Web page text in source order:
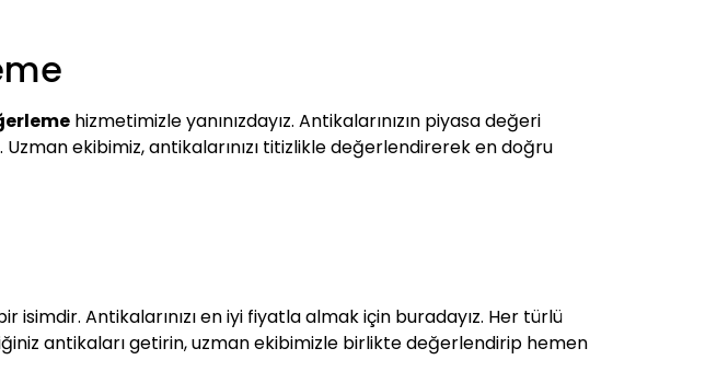
hizmetimizle yanınızdayız. Antikalarınızın piyasa değeri
ekibimiz, antikalarınızı titizlikle değerlendirerek en doğru
isimdir. Antikalarınızı en iyi fiyatla almak için buradayız. Her türlü
antikaları getirin, uzman ekibimizle birlikte değerlendirip hemen